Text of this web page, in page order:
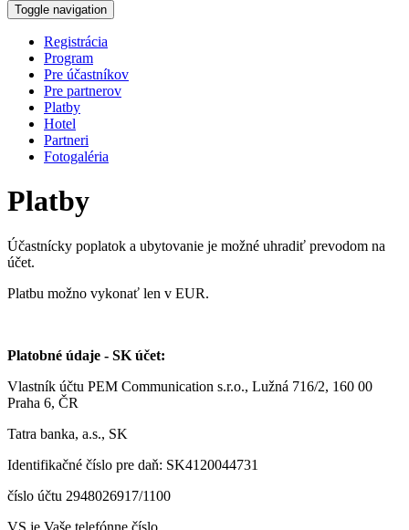
Toggle navigation
Registrácia
Program
Pre účastníkov
Pre partnerov
Platby
Hotel
Partneri
Fotogaléria
Platby
Účastnícky poplatok a ubytovanie je možné uhradiť prevodom na
účet.
Platbu možno vykonať len v EUR.
Platobné údaje - SK účet:
Vlastník účtu PEM Communication s.r.o., Lužná 716/2, 160 00
Praha 6, ČR
Tatra banka, a.s., SK
Identifikačné číslo pre daň: SK4120044731
číslo účtu 2948026917/1100
VS je Vaše telefónne číslo